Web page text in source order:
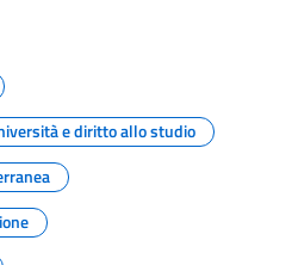
e diritto allo studio